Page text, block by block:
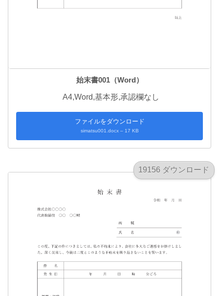
始末書001（Word）
A4,Word,基本形,承認欄なし
ファイルをダウンロード
simatsu001.docx – 17 KB
19156 ダウンロード